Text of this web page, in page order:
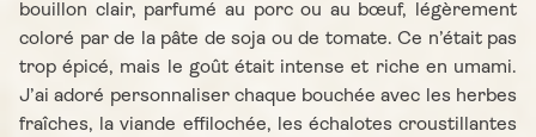
bouillon clair, parfumé au porc ou au bœuf, légèrement
coloré par de la pâte de soja ou de tomate. Ce n’était pas
trop épicé, mais le goût était intense et riche en umami.
J’ai adoré personnaliser chaque bouchée avec les herbes
fraîches, la viande effilochée, les échalotes croustillantes